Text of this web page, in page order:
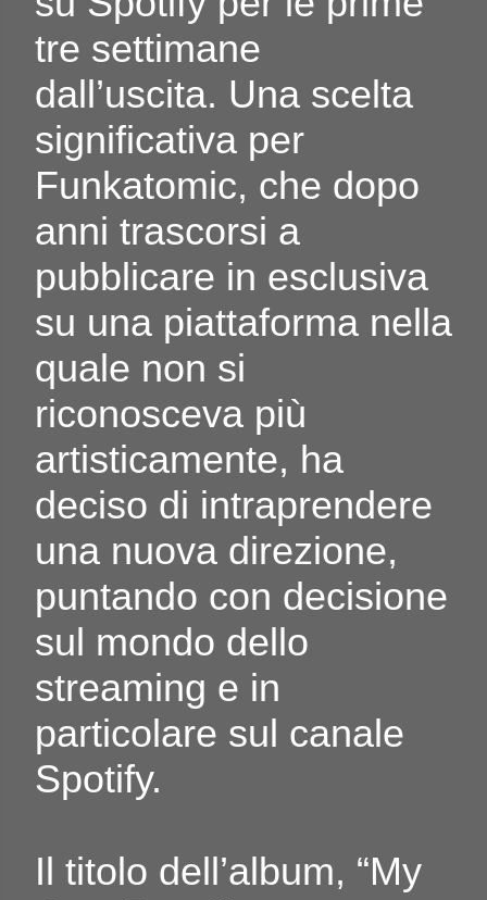
tre settimane
dall’uscita. Una scelta
significativa per
Funkatomic, che dopo
anni trascorsi a
pubblicare in esclusiva
su una piattaforma nella
quale non si
riconosceva più
artisticamente, ha
deciso di intraprendere
una nuova direzione,
puntando con decisione
sul mondo dello
streaming e in
particolare sul canale
Spotify.
Il titolo dell’album, “My